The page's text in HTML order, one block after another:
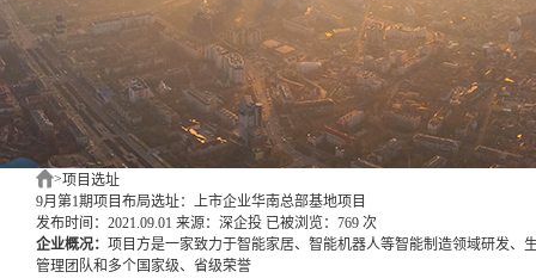
>项目选址
9月第1期项目布局选址：上市企业华南总部基地项目
发布时间：2021.09.01 来源：深企投 已被浏览：769 次
企业概况： 项目方是一家致力于智能家居、智能机器人等智能制造领域研发、
管理团队和多个国家级、省级荣誉